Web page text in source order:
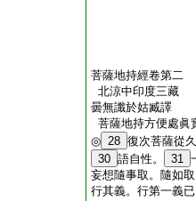
菩薩地持經卷第二
北涼中印度三藏
曇無讖於姑臧譯
菩薩地持方便處眞
◎ 28 復次菩薩從
30 語自性。 31
妄想隨事取。隨如
行其義。行第一義